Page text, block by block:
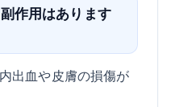
作用はあります
出血や皮膚の損傷が